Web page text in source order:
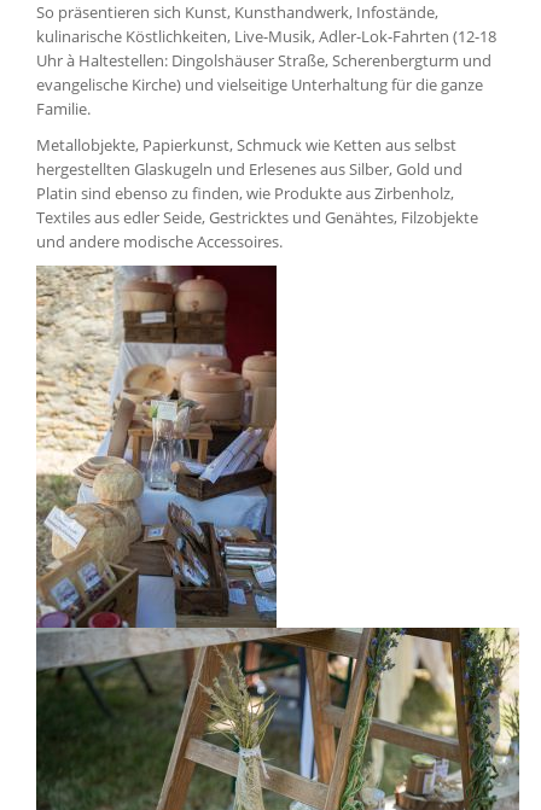
So präsentieren sich Kunst, Kunsthandwerk, Infostände,
kulinarische Köstlichkeiten, Live-Musik, Adler-Lok-Fahrten (12-18
Uhr à Haltestellen: Dingolshäuser Straße, Scherenbergturm und
evangelische Kirche) und vielseitige Unterhaltung für die ganze
Familie.
Metallobjekte, Papierkunst, Schmuck wie Ketten aus selbst
hergestellten Glaskugeln und Erlesenes aus Silber, Gold und
Platin sind ebenso zu finden, wie Produkte aus Zirbenholz,
Textiles aus edler Seide, Gestricktes und Genähtes, Filzobjekte
und andere modische Accessoires.